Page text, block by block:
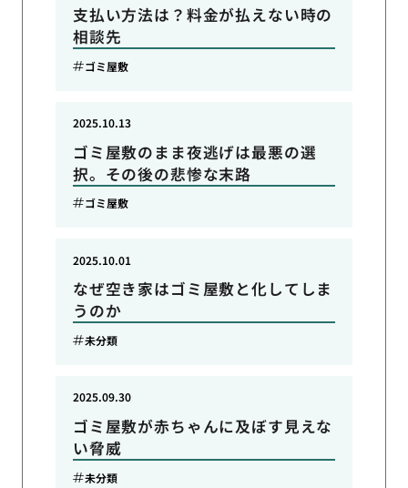
支払い方法は？料金が払えない時の
相談先
ゴミ屋敷
ゴミ屋敷のまま夜逃げは最悪の選
択。その後の悲惨な末路
2025.10.13
ゴミ屋敷
なぜ空き家はゴミ屋敷と化してしま
うのか
2025.10.01
未分類
ゴミ屋敷が赤ちゃんに及ぼす見えな
い脅威
2025.09.30
未分類